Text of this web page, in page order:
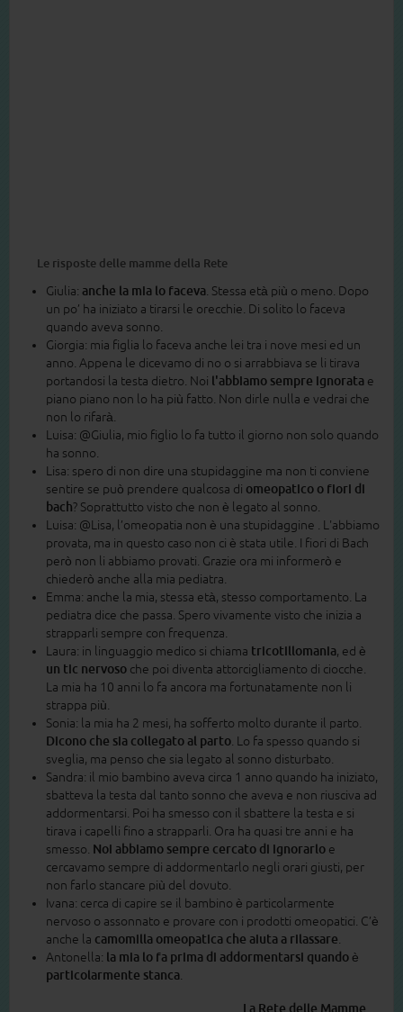
Le risposte delle mamme della Rete
Giulia: anche la mia lo faceva . Stessa età più o meno. Dopo
un po’ ha iniziato a tirarsi le orecchie. Di solito lo faceva
quando aveva sonno.
Giorgia: mia figlia lo faceva anche lei tra i nove mesi ed un
anno. Appena le dicevamo di no o si arrabbiava se li tirava
portandosi la testa dietro. Noi l'abbiamo sempre ignorata e
piano piano non lo ha più fatto. Non dirle nulla e vedrai che
non lo rifarà.
Luisa: @Giulia, mio figlio lo fa tutto il giorno non solo quando
ha sonno.
Lisa: spero di non dire una stupidaggine ma non ti conviene
sentire se può prendere qualcosa di omeopatico o fiori di
bach? Soprattutto visto che non è legato al sonno.
Luisa: @Lisa, l’omeopatia non è una stupidaggine . L'abbiamo
provata, ma in questo caso non ci è stata utile. I fiori di Bach
però non li abbiamo provati. Grazie ora mi informerò e
chiederò anche alla mia pediatra.
Emma: anche la mia, stessa età, stesso comportamento. La
pediatra dice che passa. Spero vivamente visto che inizia a
strapparli sempre con frequenza.
Laura: in linguaggio medico si chiama tricotillomania, ed è
un tic nervoso che poi diventa attorcigliamento di ciocche.
La mia ha 10 anni lo fa ancora ma fortunatamente non li
strappa più.
Sonia: la mia ha 2 mesi, ha sofferto molto durante il parto.
Dicono che sia collegato al parto . Lo fa spesso quando si
sveglia, ma penso che sia legato al sonno disturbato.
Sandra: il mio bambino aveva circa 1 anno quando ha iniziato,
sbatteva la testa dal tanto sonno che aveva e non riusciva ad
addormentarsi. Poi ha smesso con il sbattere la testa e si
tirava i capelli fino a strapparli. Ora ha quasi tre anni e ha
smesso. Noi abbiamo sempre cercato di ignorarlo e
cercavamo sempre di addormentarlo negli orari giusti, per
non farlo stancare più del dovuto.
Ivana: cerca di capire se il bambino è particolarmente
nervoso o assonnato e provare con i prodotti omeopatici. C’è
anche la camomilla omeopatica che aiuta a rilassare
Antonella: la mia lo fa prima di addormentarsi quando è
particolarmente stanca
La Rete delle Mamme